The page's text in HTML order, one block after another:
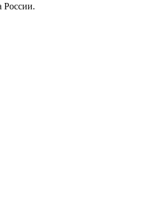
России.